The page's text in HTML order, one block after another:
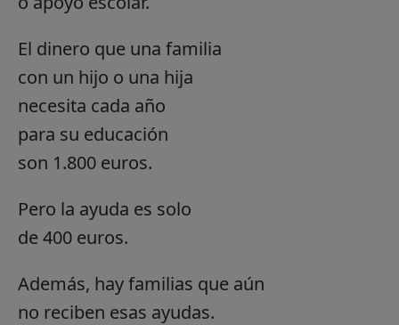
El dinero que una familia
con un hijo o una hija
necesita cada año
para su educación
son 1.800 euros.
Pero la ayuda es solo
de 400 euros.
Además, hay familias que aún
no reciben esas ayudas.